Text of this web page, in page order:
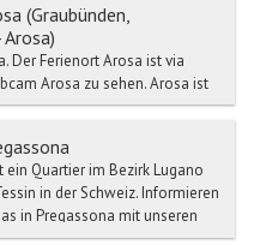
(Graubünden,
Der Ferienort Arosa ist via
Arosa zu sehen. Arosa ist
im Kanton Graubünden. Arosa
ein Quartier im Bezirk Lugano
in der Schweiz. Informieren
in Pregassona mit unseren